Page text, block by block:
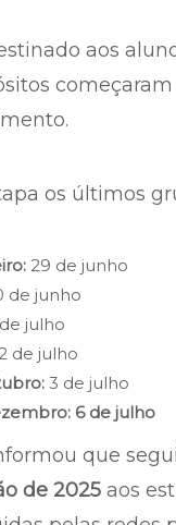
aos
os últimos
29 de junho
de junho
de julho
de julho
3 de julho
6 de julho
que
de 2025 aos